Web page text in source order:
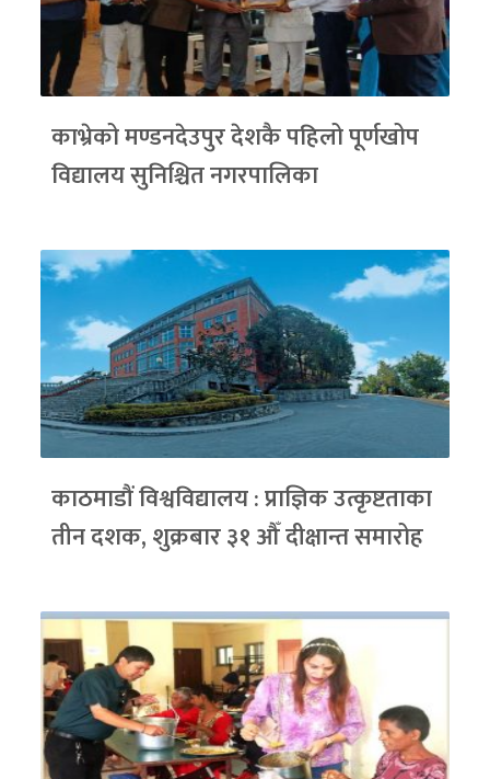
काभ्रेको मण्डनदेउपुर देशकै पहिलो पूर्णखोप
विद्यालय सुनिश्चित नगरपालिका
काठमाडौं विश्वविद्यालय : प्राज्ञिक उत्कृष्टताका
तीन दशक, शुक्रबार ३१ औँ दीक्षान्त समारोह